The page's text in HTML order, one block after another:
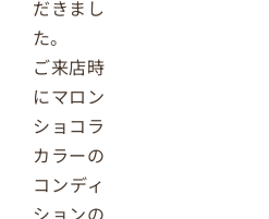
だきまし
た。
ご来店時
にマロン
ショコラ
カラーの
コンディ
ションの